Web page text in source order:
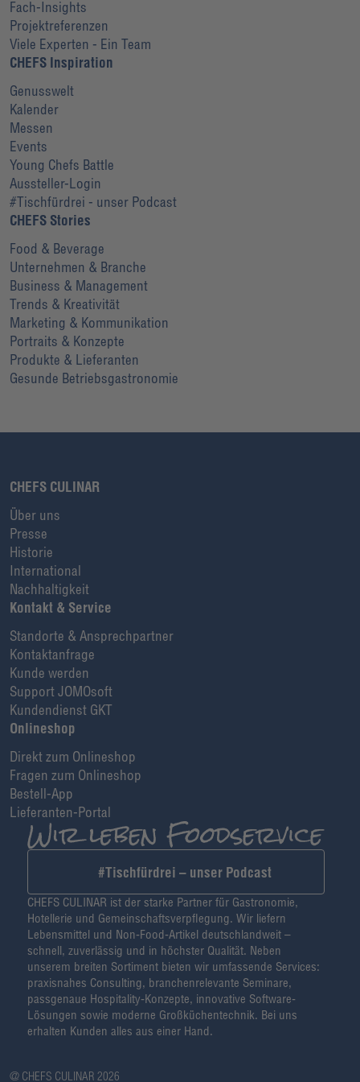
Fach-Insights
Projektreferenzen
Viele Experten - Ein Team
CHEFS Inspiration
Genusswelt
Kalender
Messen
Events
Young Chefs Battle
Aussteller-Login
#Tischfürdrei - unser Podcast
CHEFS Stories
Food & Beverage
Unternehmen & Branche
Business & Management
Trends & Kreativität
Marketing & Kommunikation
Portraits & Konzepte
Produkte & Lieferanten
Gesunde Betriebsgastronomie
CHEFS CULINAR
Über uns
Presse
Historie
International
Nachhaltigkeit
Kontakt & Service
Standorte & Ansprechpartner
Kontaktanfrage
Kunde werden
Support JOMOsoft
Kundendienst GKT
Onlineshop
Direkt zum Onlineshop
Fragen zum Onlineshop
Bestell-App
Lieferanten-Portal
#Tischfürdrei – unser Podcast
CHEFS CULINAR ist der starke Partner für Gastronomie,
Hotellerie und Gemeinschaftsverpflegung. Wir liefern
Lebensmittel und Non-Food-Artikel deutschlandweit –
schnell, zuverlässig und in höchster Qualität. Neben
unserem breiten Sortiment bieten wir umfassende Services:
praxisnahes Consulting, branchenrelevante Seminare,
passgenaue Hospitality-Konzepte, innovative Software-
Lösungen sowie moderne Großküchentechnik. Bei uns
erhalten Kunden alles aus einer Hand.
@ CHEFS CULINAR 2026